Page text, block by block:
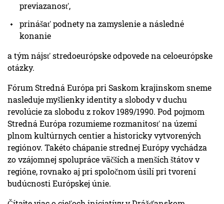
previazanosť,
prinášať podnety na zamyslenie a následné
konanie
a tým nájsť stredoeurópske odpovede na celoeurópske
otázky.
Fórum Stredná Európa pri Saskom krajinskom sneme
nasleduje myšlienky identity a slobody v duchu
revolúcie za slobodu z rokov 1989/1990. Pod pojmom
Stredná Európa rozumieme rozmanitosť na území
plnom kultúrnych centier a historicky vytvorených
regiónov. Takéto chápanie strednej Európy vychádza
zo vzájomnej spolupráce väčších a menších štátov v
regióne, rovnako aj pri spoločnom úsilí pri tvorení
budúcnosti Európskej únie.